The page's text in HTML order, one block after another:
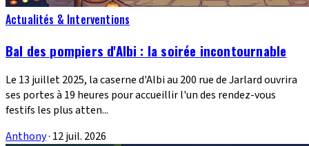
Actualités & Interventions
Bal des pompiers d'Albi : la soirée incontournable
Le 13 juillet 2025, la caserne d'Albi au 200 rue de Jarlard ouvrira
ses portes à 19 heures pour accueillir l'un des rendez-vous
festifs les plus atten...
Anthony· 12 juil. 2026